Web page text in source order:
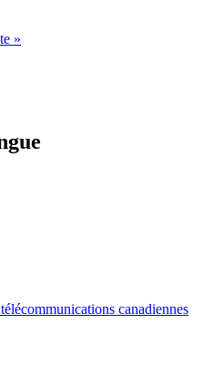
»
canadiennes